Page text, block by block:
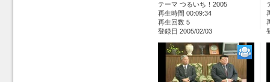
テーマ つるいち！2005
再生時間 00:09:34
再生回数 5
登録日 2005/02/03